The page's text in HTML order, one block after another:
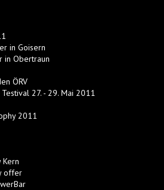
in Goisern
in Obertraun
ÖRV
27. - 29. Mai 2011
2011
offer